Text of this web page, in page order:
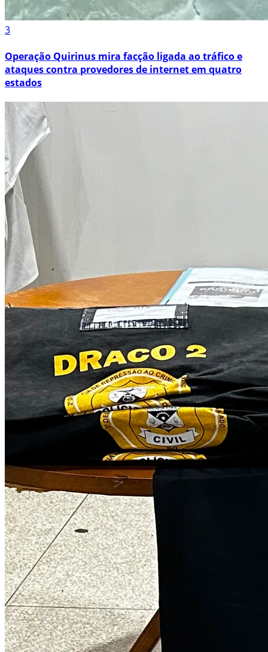
3
Operação Quirinus mira facção ligada ao tráfico e
ataques contra provedores de internet em quatro
estados